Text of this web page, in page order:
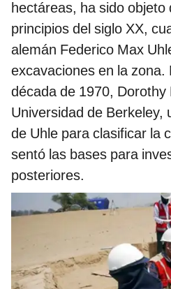
hectáreas, ha sido objeto
principios del siglo XX,
alemán Federico Max
excavaciones en la zona.
década de 1970, Dorothy
Universidad de Berkeley,
de Uhle para clasificar la
sentó las bases para
posteriores.